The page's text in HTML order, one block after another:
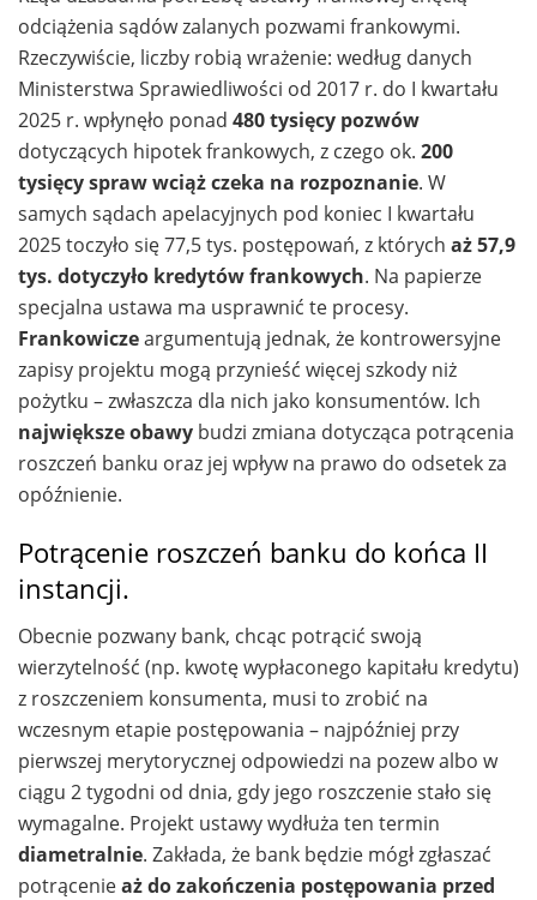
odciążenia sądów zalanych pozwami frankowymi.
Rzeczywiście, liczby robią wrażenie: według danych
Ministerstwa Sprawiedliwości od 2017 r. do I kwartału
2025 r. wpłynęło ponad 480 tysięcy pozwów
dotyczących hipotek frankowych, z czego ok. 200
tysięcy spraw wciąż czeka na rozpoznanie. W
samych sądach apelacyjnych pod koniec I kwartału
2025 toczyło się 77,5 tys. postępowań, z których aż 57,9
tys. dotyczyło kredytów frankowych. Na papierze
specjalna ustawa ma usprawnić te procesy.
Frankowiczeargumentują jednak, że kontrowersyjne
zapisy projektu mogą przynieść więcej szkody niż
pożytku – zwłaszcza dla nich jako konsumentów. Ich
największe obawy budzi zmiana dotycząca potrącenia
roszczeń banku oraz jej wpływ na prawo do odsetek za
opóźnienie.
Potrącenie roszczeń banku do końca II
instancji.
Obecnie pozwany bank, chcąc potrącić swoją
wierzytelność (np. kwotę wypłaconego kapitału kredytu)
z roszczeniem konsumenta, musi to zrobić na
wczesnym etapie postępowania – najpóźniej przy
pierwszej merytorycznej odpowiedzi na pozew albo w
ciągu 2 tygodni od dnia, gdy jego roszczenie stało się
wymagalne. Projekt ustawy wydłuża ten termin
diametralnie. Zakłada, że bank będzie mógł zgłaszać
potrącenieaż do zakończenia postępowania przed